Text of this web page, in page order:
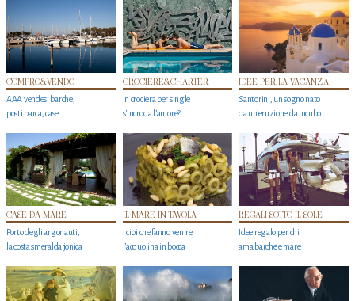
COMPRO&VENDO
AAA vendesi barche,
posti barca, case…
CROCIERE&CHARTER
In crociera per single
s'incrocia l’amore?
IDEE PER LA VACANZA
Santorini, un sogno nato
da un’eruzione da incubo
CASE DA MARE
Porto degli argonauti,
la costa smeralda jonica
IL MARE IN TAVOLA
I cibi che fanno venire
l’acquolina in bocca
REGALI SOTTO IL SOLE
Idee regalo per chi
ama barche e mare